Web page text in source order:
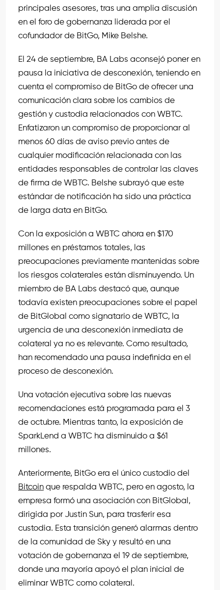
principales asesores, tras una amplia discusión
en el foro de gobernanza liderada por el
cofundador de BitGo, Mike Belshe.
El 24 de septiembre, BA Labs aconsejó poner en
pausa la iniciativa de desconexión, teniendo en
cuenta el compromiso de BitGo de ofrecer una
comunicación clara sobre los cambios de
gestión y custodia relacionados con WBTC.
Enfatizaron un compromiso de proporcionar al
menos 60 días de aviso previo antes de
cualquier modificación relacionada con las
entidades responsables de controlar las claves
de firma de WBTC. Belshe subrayó que este
estándar de notificación ha sido una práctica
de larga data en BitGo.
Con la exposición a WBTC ahora en $170
millones en préstamos totales, las
preocupaciones previamente mantenidas sobre
los riesgos colaterales están disminuyendo. Un
miembro de BA Labs destacó que, aunque
todavía existen preocupaciones sobre el papel
de BitGlobal como signatario de WBTC, la
urgencia de una desconexión inmediata de
colateral ya no es relevante. Como resultado,
han recomendado una pausa indefinida en el
proceso de desconexión.
Una votación ejecutiva sobre las nuevas
recomendaciones está programada para el 3
de octubre. Mientras tanto, la exposición de
SparkLend a WBTC ha disminuido a $61
millones.
Anteriormente, BitGo era el único custodio del
Bitcoin que respalda WBTC, pero en agosto, la
empresa formó una asociación con BitGlobal,
dirigida por Justin Sun, para trasferir esa
custodia. Esta transición generó alarmas dentro
de la comunidad de Sky y resultó en una
votación de gobernanza el 19 de septiembre,
donde una mayoría apoyó el plan inicial de
eliminar WBTC como colateral.